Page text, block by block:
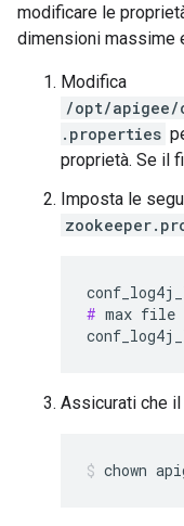
modificare le
dimensioni massime
Modifica
/opt/apigee/
.properties
proprietà. Se il
Imposta le
# max file
Assicurati che
chown